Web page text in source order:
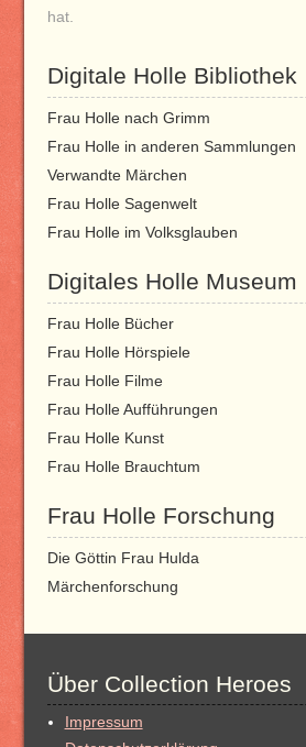
hat.
Digitale Holle Bibliothek
Frau Holle nach Grimm
Frau Holle in anderen Sammlungen
Verwandte Märchen
Frau Holle Sagenwelt
Frau Holle im Volksglauben
Digitales Holle Museum
Frau Holle Bücher
Frau Holle Hörspiele
Frau Holle Filme
Frau Holle Aufführungen
Frau Holle Kunst
Frau Holle Brauchtum
Frau Holle Forschung
Die Göttin Frau Hulda
Märchenforschung
Über Collection Heroes
Impressum